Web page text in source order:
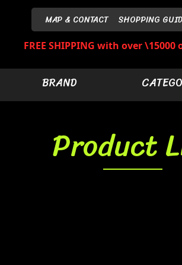
MAP & CONTACT SHOPPING
FREE SHIPPING with over \15000
BRAND
Product